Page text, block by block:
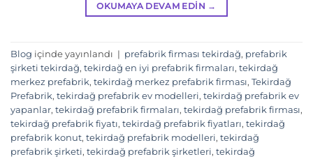
OKUMAYA DEVAM EDIN →
Blog içinde yayınlandı | prefabrik firması tekirdağ, prefabrik
şirketi tekirdağ, tekirdağ en iyi prefabrik firmaları, tekirdağ
merkez prefabrik, tekirdağ merkez prefabrik firması, Tekirdağ
Prefabrik, tekirdağ prefabrik ev modelleri, tekirdağ prefabrik ev
yapanlar, tekirdağ prefabrik firmaları, tekirdağ prefabrik firması,
tekirdağ prefabrik fiyatı, tekirdağ prefabrik fiyatları, tekirdağ
prefabrik konut, tekirdağ prefabrik modelleri, tekirdağ
prefabrik şirketi, tekirdağ prefabrik şirketleri, tekirdağ